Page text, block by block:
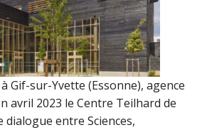
Gif-sur-Yvette (Essonne), agence
avril 2023 le Centre Teilhard de
dialogue entre Sciences,